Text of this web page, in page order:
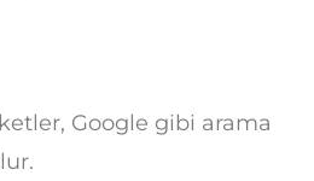
Google gibi arama